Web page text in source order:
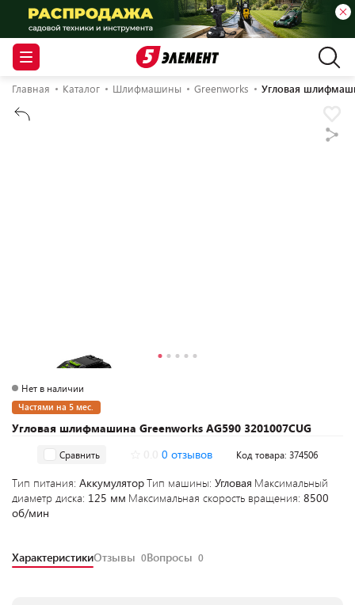
Главная Каталог Шлифмашины Greenworks Угловая
Угловая шлифмашина Greenworks AG590 3201007CUG
Нет в наличии
Частями на 5 мес.
Сравнить 0 отзывов Код товара: 374506
Тип питания: АккумуляторТип машины: Угловая Максимальный
диаметр диска: 125 мм Максимальная скорость вращения: 8500
об/мин
ХарактеристикиОтзывы 0Вопросы 0